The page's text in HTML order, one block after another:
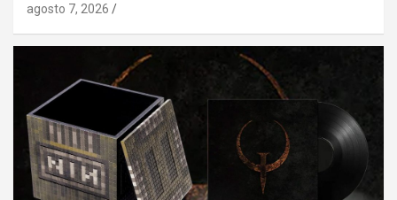
agosto 7, 2026